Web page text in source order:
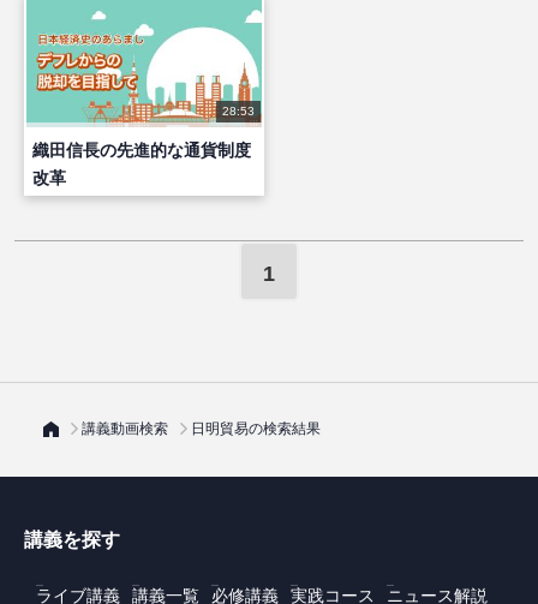
28:53
織田信長の先進的な通貨制度
改革
1
講義動画検索 日明貿易の検索結果
講義を探す
ライブ講義 講義一覧 必修講義 実践コース
ニュース解説